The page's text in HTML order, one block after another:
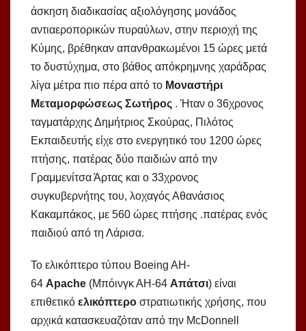
άσκηση διαδικασίας αξιολόγησης μονάδος
αντιαεροπορικών πυραύλων, στην περιοχή της
Κύμης, βρέθηκαν απανθρακωμένοι 15 ώρες μετά
το δυστύχημα, στο βάθος απόκρημνης χαράδρας
λίγα μέτρα πιο πέρα από το Μοναστήρι
Μεταμορφώσεως Σωτήρος . Ήταν ο 36χρονος
ταγματάρχης Δημήτριος Σκούρας, Πιλότος
Εκπαιδευτής είχε στο ενεργητικό του 1200 ώρες
πτήσης, πατέρας δύο παιδιών από την
Γραμμενίτσα Άρτας και ο 33χρονος
συγκυβερνήτης του, λοχαγός Αθανάσιος
Κακαμπάκος, με 560 ώρες πτήσης .πατέρας ενός
παιδιού από τη Λάρισα.
Το ελικόπτερο τύπου Boeing AH-
64 Apache (Μπόινγκ ΑΗ-64 Απάτσι) είναι
επιθετικό ελικόπτερο στρατιωτικής χρήσης, που
αρχικά κατασκευαζόταν από την McDonnell